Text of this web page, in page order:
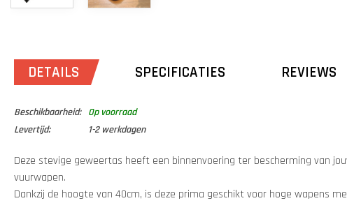
DETAILS SPECIFICATIES REVIEWS
Beschikbaarheid:
Op voorraad
Levertijd:
1-2 werkdagen
Deze stevige geweertas heeft een binnenvoering ter bescherming van
vuurwapen.
Dankzij de hoogte van 40cm, is deze prima geschikt voor hoge wapens